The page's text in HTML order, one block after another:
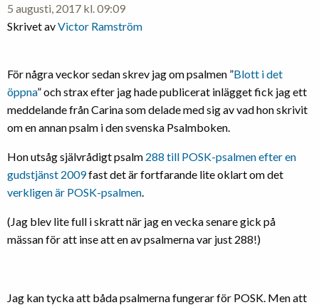
5 augusti, 2017 kl. 09:09
Skrivet avVictor Ramström
För några veckor sedan skrev jag om psalmen ”Blott i det
öppna” och strax efter jag hade publicerat inlägget fick jag ett
meddelande från Carina som delade med sig av vad hon skrivit
om en annan psalm i den svenska Psalmboken.
Hon utsåg självrådigt psalm 288 till POSK-psalmen efter en
gudstjänst 2009fast det är fortfarande lite oklart om det
verkligen är POSK-psalmen.
(Jag blev lite full i skratt när jag en vecka senare gick på
mässan för att inse att en av psalmerna var just 288!)
Jag kan tycka att båda psalmerna fungerar för POSK. Men att